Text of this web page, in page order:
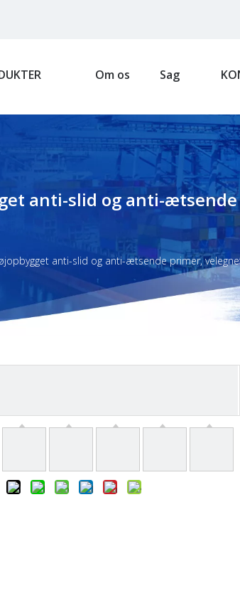
Om os Sag
anti-slid og anti-
anti-slid og anti-ætsende primer,